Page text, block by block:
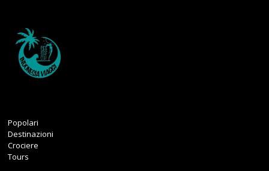
Popolari
Destinazioni
Crociere
Tours